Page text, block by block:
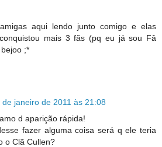
aqui lendo junto comigo e elas
mais 3 fãs (pq eu já sou Fâ
;*
de janeiro de 2011 às 21:08
d aparição rápida!
fazer alguma coisa será q ele teria
o Clã Cullen?